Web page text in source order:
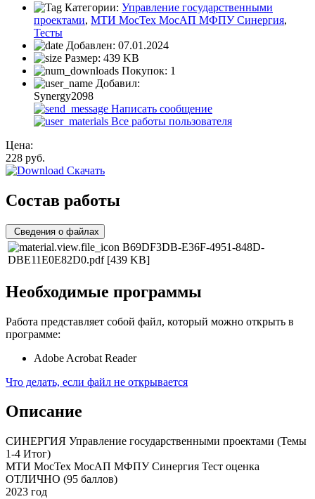
Категории: Управление государственными
проектами, МТИ МосТех МосАП МФПУ Синергия,
Тесты
Добавлен: 07.01.2024
Размер: 439 KB
Покупок: 1
Добавил:
Synergy2098
Написать сообщение
Все работы пользователя
Цена:
228 руб.
Скачать
Состав работы
Сведения о файлах
B69DF3DB-E36F-4951-848D-
DBE11E0E82D0.pdf [439 KB]
Необходимые программы
Работа представляет собой файл, который можно открыть в
программе:
Adobe Acrobat Reader
Что делать, если файл не открывается
Описание
СИНЕРГИЯ Управление государственными проектами (Темы
1-4 Итог)
МТИ МосТех МосАП МФПУ Синергия Тест оценка
ОТЛИЧНО (95 баллов)
2023 год